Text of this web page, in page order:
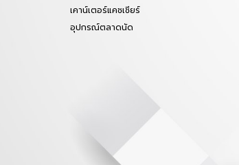
เคาน์เตอร์แคชเชียร์
อุปกรณ์ตลาดนัด